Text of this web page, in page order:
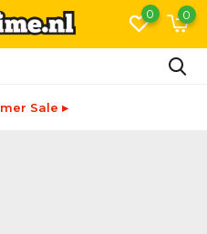
0 0
levering